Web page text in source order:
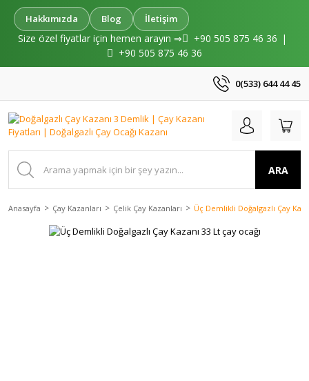
Hakkımızda Blog İletişim
Size özel fiyatlar için hemen arayın ⇒ +90 505 875 46 36 |
+90 505 875 46 36
0(533) 644 44 45
ARA
Anasayfa Çay Kazanları Çelik Çay Kazanları Üç Demlikli Doğalgazlı Çay